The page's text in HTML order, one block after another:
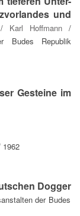
und
/ Karl Hoffmann /
Budes Republik
Gesteine im
1962
Dogger
der Budes